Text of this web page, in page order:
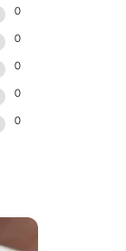
0
0
0
0
0